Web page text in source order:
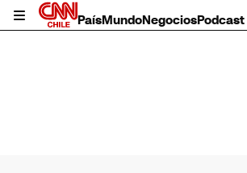
PaísMundoNegocios